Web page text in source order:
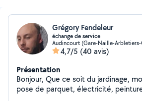
Grégory Fendeleur
échange de service
Audincourt (Gare-Naille-
4,7/5 (40 avis)
Présentation
Bonjour, Que ce soit du jardinage, montage de meubles,
pose de parquet, électricité,